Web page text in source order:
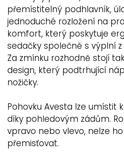
přemístitelný podhlavník,
jednoduché rozložení na
komfort, který poskytuje
sedačky společně s výplní
Za zmínku rozhodně stojí
design, který podtrhující
nožičky.
Pohovku Avesta lze umístit
díky pohledovým zádům.
vpravo nebo vlevo, nelze
přemisťovat.